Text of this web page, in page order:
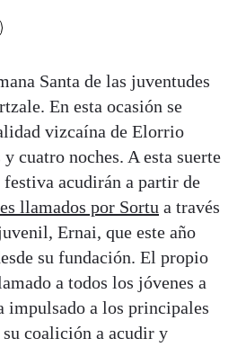
Santa de las juventudes
En esta ocasión se
vizcaína de Elorrio
cuatro noches. A esta suerte
festiva acudirán a partir de
llamados por Sortu a través
Ernai, que este año
su fundación. El propio
a todos los jóvenes a
impulsado a los principales
coalición a acudir y